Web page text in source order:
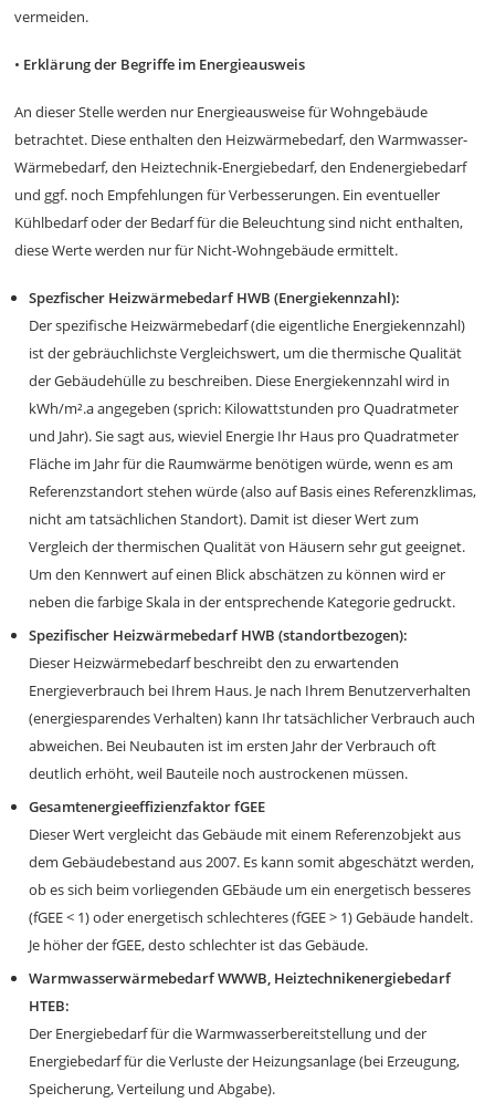
vermeiden.
• Erklärung der Begriffe im Energieausweis
An dieser Stelle werden nur Energieausweise für Wohngebäude
betrachtet. Diese enthalten den Heizwärmebedarf, den Warmwasser-
Wärmebedarf, den Heiztechnik-Energiebedarf, den Endenergiebedarf
und ggf. noch Empfehlungen für Verbesserungen. Ein eventueller
Kühlbedarf oder der Bedarf für die Beleuchtung sind nicht enthalten,
diese Werte werden nur für Nicht-Wohngebäude ermittelt.
Spezfischer Heizwärmebedarf HWB (Energiekennzahl):
Der spezifische Heizwärmebedarf (die eigentliche Energiekennzahl)
ist der gebräuchlichste Vergleichswert, um die thermische Qualität
der Gebäudehülle zu beschreiben. Diese Energiekennzahl wird in
kWh/m².a angegeben (sprich: Kilowattstunden pro Quadratmeter
und Jahr). Sie sagt aus, wieviel Energie Ihr Haus pro Quadratmeter
Fläche im Jahr für die Raumwärme benötigen würde, wenn es am
Referenzstandort stehen würde (also auf Basis eines Referenzklimas,
nicht am tatsächlichen Standort). Damit ist dieser Wert zum
Vergleich der thermischen Qualität von Häusern sehr gut geeignet.
Um den Kennwert auf einen Blick abschätzen zu können wird er
neben die farbige Skala in der entsprechende Kategorie gedruckt.
Spezifischer Heizwärmebedarf HWB (standortbezogen):
Dieser Heizwärmebedarf beschreibt den zu erwartenden
Energieverbrauch bei Ihrem Haus. Je nach Ihrem Benutzerverhalten
(energiesparendes Verhalten) kann Ihr tatsächlicher Verbrauch auch
abweichen. Bei Neubauten ist im ersten Jahr der Verbrauch oft
deutlich erhöht, weil Bauteile noch austrockenen müssen.
Gesamtenergieeffizienzfaktor fGEE
Dieser Wert vergleicht das Gebäude mit einem Referenzobjekt aus
dem Gebäudebestand aus 2007. Es kann somit abgeschätzt werden,
ob es sich beim vorliegenden GEbäude um ein energetisch besseres
(fGEE < 1) oder energetisch schlechteres (fGEE > 1) Gebäude handelt.
Je höher der fGEE, desto schlechter ist das Gebäude.
Warmwasserwärmebedarf WWWB, Heiztechnikenergiebedarf
HTEB:
Der Energiebedarf für die Warmwasserbereitstellung und der
Energiebedarf für die Verluste der Heizungsanlage (bei Erzeugung,
Speicherung, Verteilung und Abgabe).